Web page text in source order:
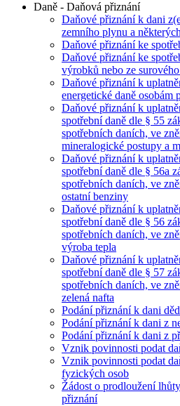
Daně - Daňová přiznání
Daňové přiznání k dani
zemního plynu a
Daňové přiznání ke
Daňové přiznání ke
výrobků nebo ze
Daňové přiznání k
energetické daně
Daňové přiznání k
spotřební daně dle § 55
spotřebních daních, ve
mineralogické postupy a
Daňové přiznání k
spotřební daně dle § 56a
spotřebních daních, ve
ostatní benziny
Daňové přiznání k
spotřební daně dle § 56
spotřebních daních, ve
výroba tepla
Daňové přiznání k
spotřební daně dle § 57
spotřebních daních, ve
zelená nafta
Podání přiznání k dani
Podání přiznání k dani z
Podání přiznání k dani z
Vznik povinnosti podat
Vznik povinnosti podat
fyzických osob
Žádost o prodloužení
přiznání